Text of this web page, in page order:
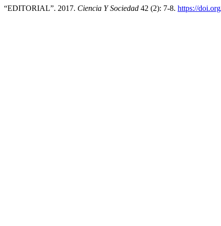
“EDITORIAL”. 2017. Ciencia Y Sociedad 42 (2): 7-8. https://